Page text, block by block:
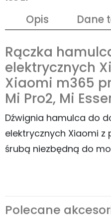
Opis Dane
Rączka
elektrycznych
Xiaomi m365
Mi Pro2, Mi
Dźwignia hamulca do
elektrycznych Xiaomi z
śrubą niezbędną do
Polecane